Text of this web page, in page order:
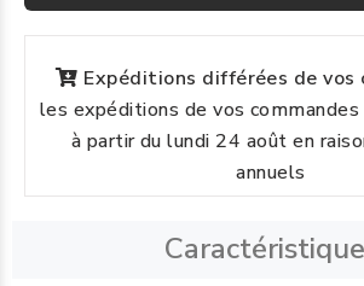
Expéditions différées de vos
les expéditions de vos
à partir du lundi 24 août en
annuels